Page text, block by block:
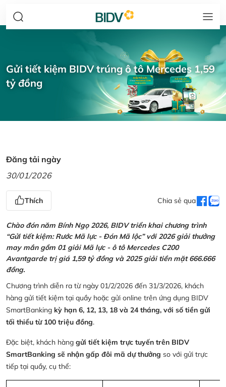
Gửi tiết kiệm BIDV trúng ô tô Mercedes 1,59
tỷ đồng
Đăng tải ngày
30/01/2026
Thích Chia sẻ qua
Chào đón năm Bính Ngọ 2026, BIDV triển khai chương trình
“Gửi tiết kiệm: Rước Mã lực - Đón Mã lộc” với 2026 giải thưởng
may mắn gồm 01 giải Mã lực - ô tô Mercedes C200
Avantgarde trị giá 1,59 tỷ đồng và 2025 giải tiền mặt 666.666
đồng.
Chương trình diễn ra từ ngày 01/2/2026 đến 31/3/2026, khách
hàng gửi tiết kiệm tại quầy hoặc gửi online trên ứng dụng BIDV
SmartBanking kỳ hạn 6, 12, 13, 18 và 24 tháng, với số tiền gửi
tối thiểu từ 100 triệu đồng.
Đặc biệt, khách hàng gửi tiết kiệm trực tuyến trên BIDV
SmartBanking sẽ nhận gấp đôi mã dự thưởng so với gửi trực
tiếp tại quầy, cụ thể: